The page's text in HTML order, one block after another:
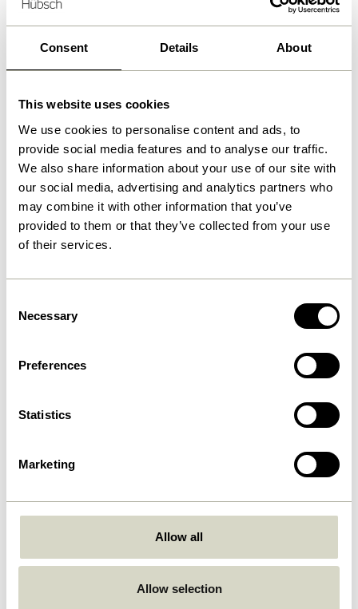
Consent Details About
This website uses cookies
We use cookies to personalise content and ads, to
provide social media features and to analyse our traffic.
We also share information about your use of our site with
our social media, advertising and analytics partners who
may combine it with other information that you’ve
provided to them or that they’ve collected from your use
of their services.
Selection
Necessary
Preferences
Statistics
Marketing
Allow all
Allow selection
E-mail marketing
Numéro de TVA
Contact
Quels jours êtes-vous ouverts?
Oui, je souhaite un catalogue de prix en version